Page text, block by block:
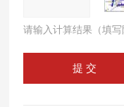
请输入计算结果（填